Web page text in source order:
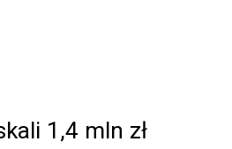
1,4 mln zł